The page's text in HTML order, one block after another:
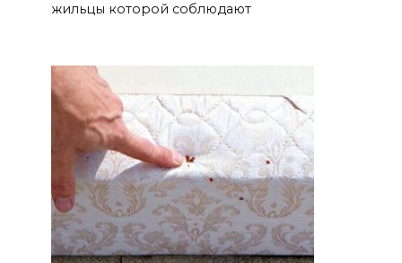
жильцы которой соблюдают